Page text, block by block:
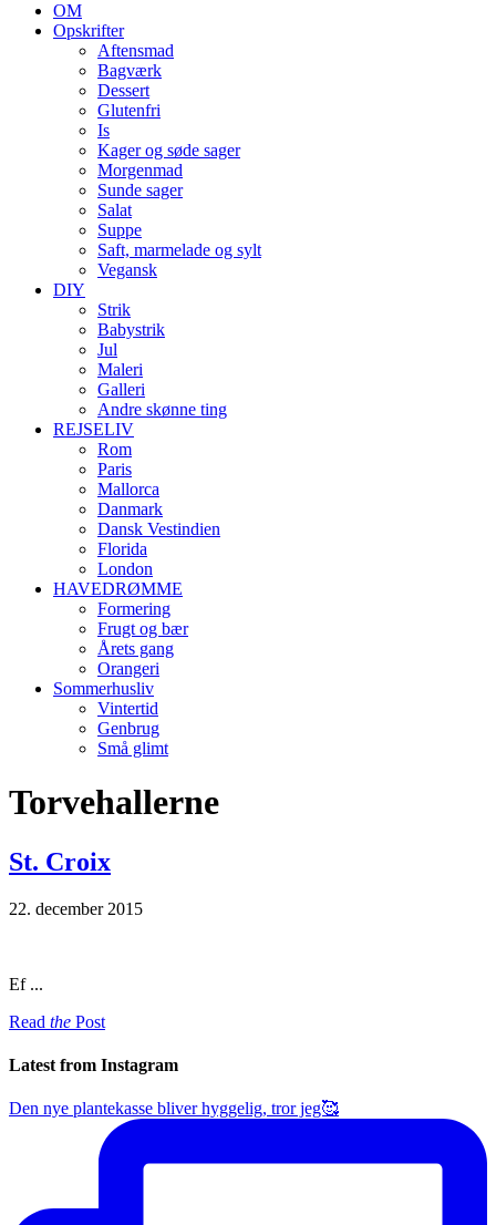
OM
Opskrifter
Aftensmad
Bagværk
Dessert
Glutenfri
Is
Kager og søde sager
Morgenmad
Sunde sager
Salat
Suppe
Saft, marmelade og sylt
Vegansk
DIY
Strik
Babystrik
Jul
Maleri
Galleri
Andre skønne ting
REJSELIV
Rom
Paris
Mallorca
Danmark
Dansk Vestindien
Florida
London
HAVEDRØMME
Formering
Frugt og bær
Årets gang
Orangeri
Sommerhusliv
Vintertid
Genbrug
Små glimt
Torvehallerne
St. Croix
22. december 2015
Ef ...
Read the Post
Latest from Instagram
Den nye plantekasse bliver hyggelig, tror jeg🥰